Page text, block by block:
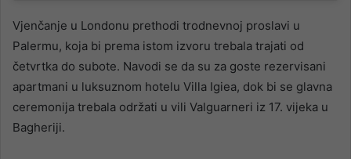
Vjenčanje u Londonu prethodi trodnevnoj proslavi u
Palermu, koja bi prema istom izvoru trebala trajati od
četvrtka do subote. Navodi se da su za goste rezervisani
apartmani u luksuznom hotelu Villa Igiea, dok bi se glavna
ceremonija trebala održati u vili Valguarneri iz 17. vijeka u
Bagheriji.